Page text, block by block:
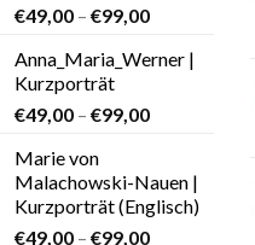
€49,00 – €99,00
Anna_Maria_Werner |
Kurzporträt
€49,00 – €99,00
Marie von
Malachowski-Nauen |
Kurzporträt (Englisch)
€49,00 – €99,00